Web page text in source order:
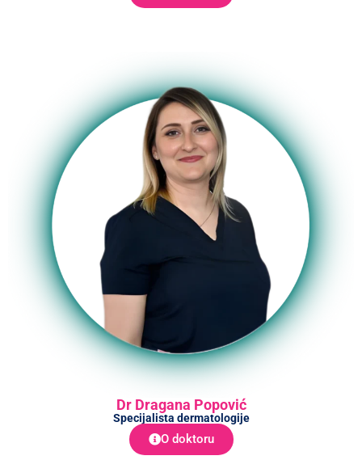
Dr Dragana Popović
Specijalista dermatologije
O doktoru